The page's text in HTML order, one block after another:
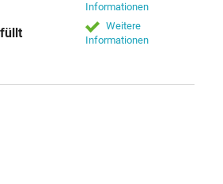
Informationen
Weitere
Informationen